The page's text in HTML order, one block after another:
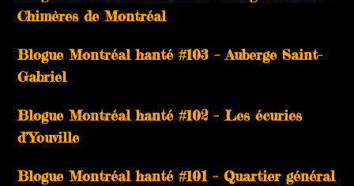
Chimères de Montréal
Blogue Montréal hanté #103 – Auberge Saint-
Gabriel
Blogue Montréal hanté #102 – Les écuries
d’Youville
Blogue Montréal hanté #101 – Quartier général